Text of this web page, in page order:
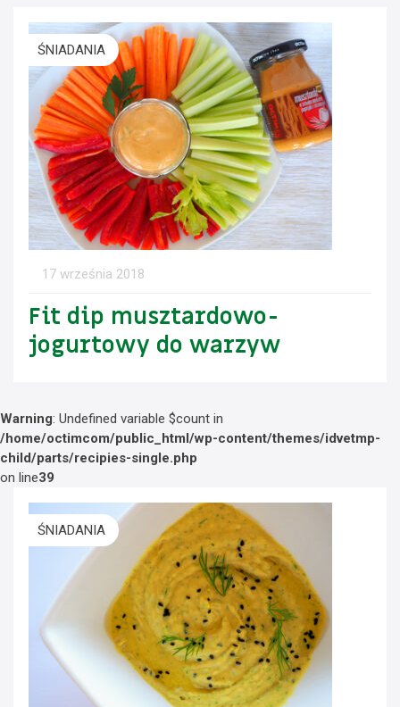
ŚNIADANIA
17 września 2018
Fit dip musztardowo-
jogurtowy do warzyw
Warning: Undefined variable $count in
/home/octimcom/public_html/wp-content/themes/idvetmp-
child/parts/recipies-single.php
on line39
ŚNIADANIA